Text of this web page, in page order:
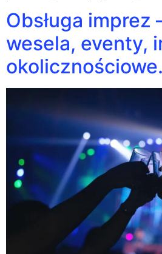
Obsługa imprez
wesela, eventy,
okolicznościowe.